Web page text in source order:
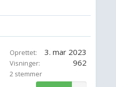
Oprettet: 3. mar 2023
Visninger: 962
2 stemmer